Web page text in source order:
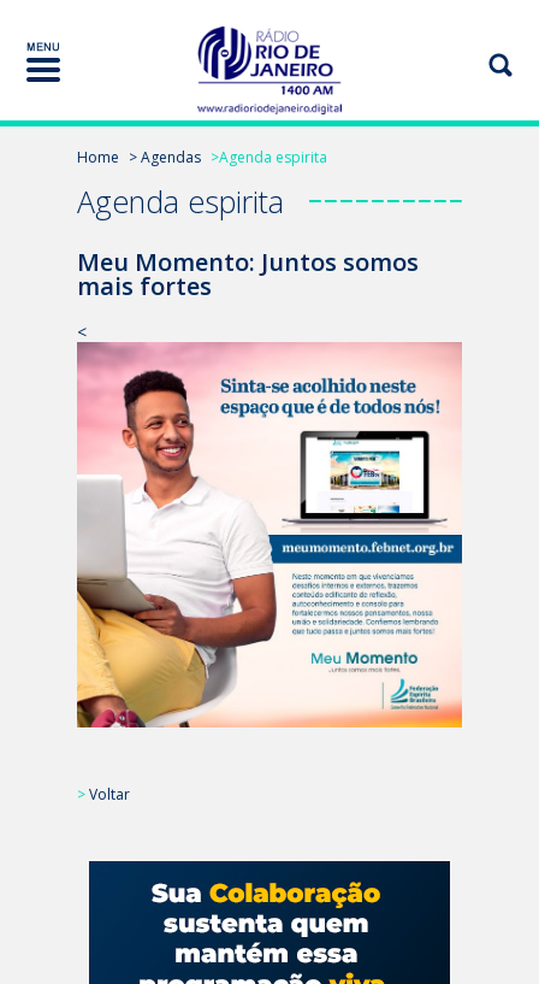
Home > Agendas >Agenda espirita
Agenda espirita
Meu Momento: Juntos somos
mais fortes
<
>Voltar